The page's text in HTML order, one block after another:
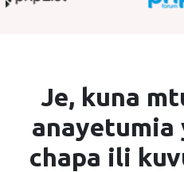
Je, kuna
anayetumia
chapa ili